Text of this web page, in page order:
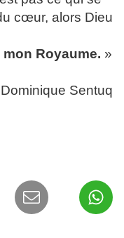
cœur, alors Dieu
Royaume. »
Sentuq